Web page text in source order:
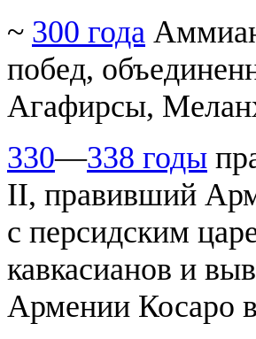
~ 300 года
побед,
Агафирсы,
330—338 годы
II, правивший
с персидским
кавкасианов и
Армении Косаро